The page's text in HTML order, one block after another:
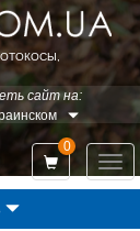
сайт на:
0